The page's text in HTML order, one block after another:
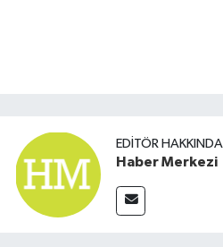
EDITÖR HAKKINDA
Haber Merkezi